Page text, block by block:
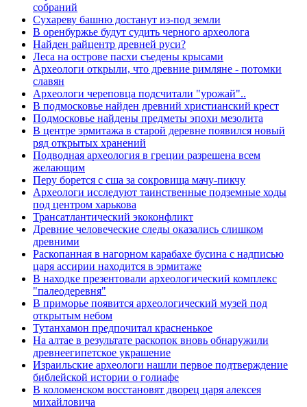
собраний
Сухареву башню достанут из-под земли
В оренбуржье будут судить черного археолога
Найден райцентр древней руси?
Леса на острове пасхи съедены крысами
Археологи открыли, что древние римляне - потомки
славян
Археологи череповца подсчитали "урожай"..
В подмосковье найден древний христианский крест
Подмосковье найдены предметы эпохи мезолита
В центре эрмитажа в старой деревне появился новый
ряд открытых хранений
Подводная археология в греции разрешена всем
желающим
Перу борется с сша за сокровища мачу-пикчу
Археологи исследуют таинственные подземные ходы
под центром харькова
Трансатлантический экоконфликт
Древние человеческие следы оказались слишком
древними
Раскопанная в нагорном карабахе бусина с надписью
царя ассирии находится в эрмитаже
В находке презентовали археологический комплекс
"палеодеревня"
В приморье появится археологический музей под
открытым небом
Тутанхамон предпочитал красненькое
На алтае в результате раскопок вновь обнаружили
древнеегипетское украшение
Израильские археологи нашли первое подтверждение
библейской истории о голиафе
В коломенском восстановят дворец царя алексея
михайловича